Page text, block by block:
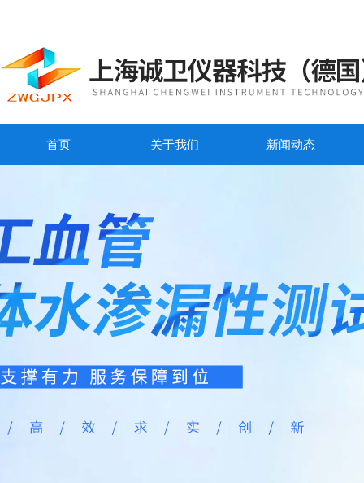
首页 关于我们 新闻动态